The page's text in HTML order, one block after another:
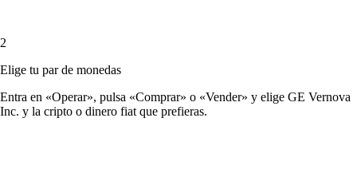
2
Elige tu par de monedas
Entra en «Operar», pulsa «Comprar» o «Vender» y elige GE Vernova
Inc. y la cripto o dinero fiat que prefieras.